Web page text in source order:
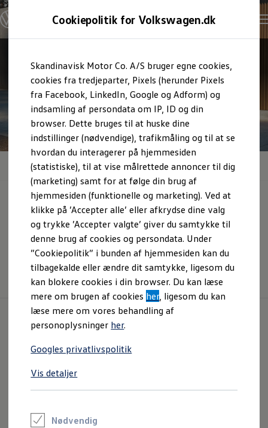
SamtykkePrivatlivspolitik Cookiepolitik
AG (kolofon og juridiske tekster)
Priser på ID.5
Vis komplet modeloversigt
PriserPrivatleasingStandardudstyrEkstraudstyrFarver
Filter Book en prøvetur
10.000 km/år Førstegangsydelse 20.000 kr.
Cookiepolitik for Volkswagen.dk
Skandinavisk Motor Co. A/S bruger egne cookies,
cookies fra tredjeparter, Pixels (herunder Pixels
fra Facebook, LinkedIn, Google og Adform) og
indsamling af persondata om IP, ID og din
browser. Dette bruges til at huske dine
indstillinger (nødvendige), trafikmåling og til at se
hvordan du interagerer på hjemmesiden
(statistiske), til at vise målrettede annoncer til dig
(marketing) samt for at følge din brug af
hjemmesiden (funktionelle og marketing). Ved at
klikke på ’Accepter alle’ eller afkrydse dine valg
og trykke ’Accepter valgte’ giver du samtykke til
denne brug af cookies og persondata. Under
”Cookiepolitik” i bunden af hjemmesiden kan du
tilbagekalde eller ændre dit samtykke, ligesom du
kan blokere cookies i din browser. Du kan læse
mere om brugen af cookies her, ligesom du kan
læse mere om vores behandling af
personoplysninger her.
Googles privatlivspolitik
Vis detaljer
Nødvendig